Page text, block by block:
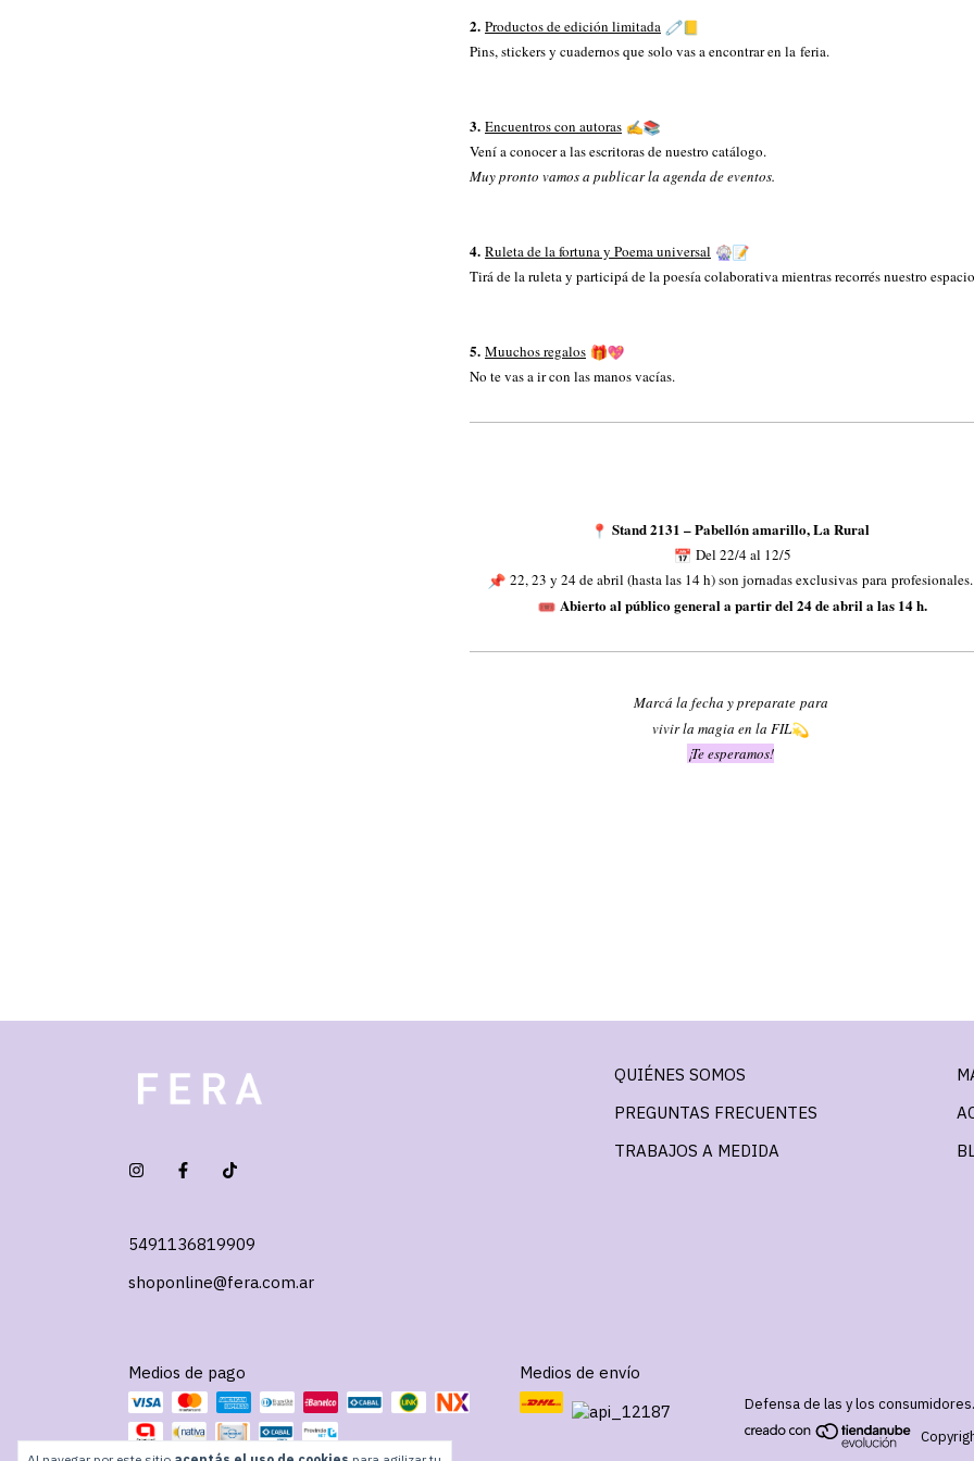
2. Productos de edición limitada
Pins, stickers y cuadernos que solo vas a encontrar en la feria.
3. Encuentros con autoras
Vení a conocer a las escritoras de nuestro catálogo.
Muy pronto vamos a publicar la agenda de eventos.
4. Ruleta de la fortuna y Poema universal
Tirá de la ruleta y participá de la poesía colaborativa mientras recorrés nuestro
5. Muuchos regalos
No te vas a ir con las manos vacías.
Stand 2131 – Pabellón amarillo, La Rural
Del 22/4 al 12/5
22, 23 y 24 de abril (hasta las 14 h) son jornadas exclusivas para profesionales.
Abierto al público general a partir del 24 de abril a las 14 h.
Marcá la fecha y preparate para
vivir la magia en la FIL
¡Te esperamos!
5491136819909
shoponline@fera.com.ar
QUIÉNES SOMOS
PREGUNTAS FRECUENTES
TRABAJOS A MEDIDA
Medios de pago Medios de envío
Defensa de las y los